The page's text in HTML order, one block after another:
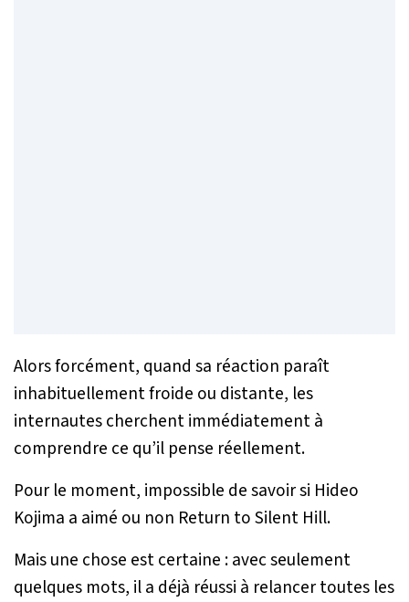
Alors forcément, quand sa réaction paraît
inhabituellement froide ou distante, les
internautes cherchent immédiatement à
comprendre ce qu’il pense réellement.
Pour le moment, impossible de savoir si Hideo
Kojima a aimé ou non Return to Silent Hill.
Mais une chose est certaine : avec seulement
quelques mots, il a déjà réussi à relancer toutes les